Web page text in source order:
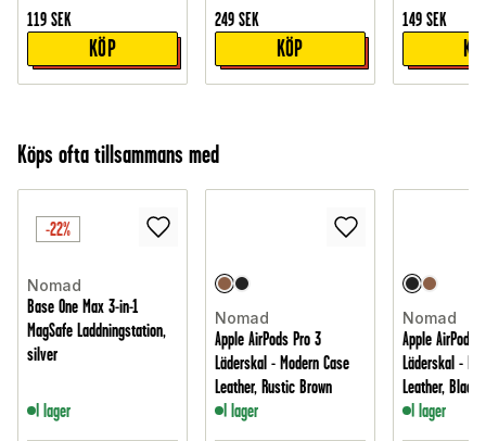
119 SEK
KÖP
249 SEK
KÖP
149 SEK
Köps ofta tillsammans med
-22%
Nomad
Base One Max 3-in-1
MagSafe Laddningstation,
silver
I lager
Nomad
Apple AirPods Pro 3
Läderskal - Modern Case
Leather, Rustic Brown
I lager
Nomad
Apple AirPods
Läderskal -
Leather, Black
I lager